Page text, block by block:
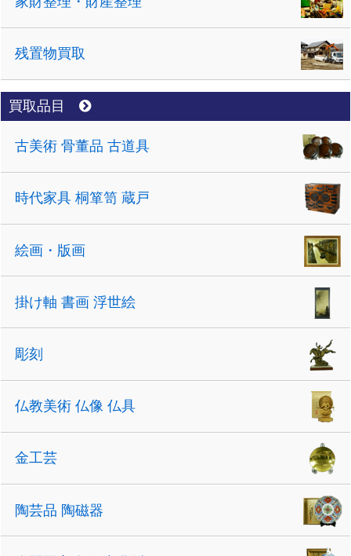
残置物買取
買取品目
古美術 骨董品 古道具
時代家具 桐箪笥 蔵戸
絵画・版画
掛け軸 書画 浮世絵
彫刻
仏教美術 仏像 仏具
金工芸
陶芸品 陶磁器